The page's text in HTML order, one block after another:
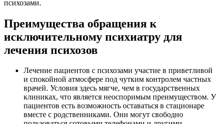
психозами.
Преимущества обращения к
исключительному психиатру для
лечения психозов
Лечение пациентов с психозами участие в приветливой
и спокойной атмосфере под чутким контролем частных
врачей. Условия здесь мягче, чем в государственных
клиниках, что является неоспоримым преимуществом. У
пациентов есть возможность оставаться в стационаре
вместе с родственниками. Они могут свободно